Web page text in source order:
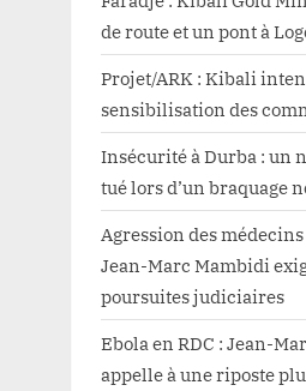
de route et un pont à
Projet/ARK : Kibali
sensibilisation des
Insécurité à Durba : un
tué lors d’un braquage
Agression des
Jean-Marc Mambidi
poursuites judiciaires
Ebola en RDC : Jean-
appelle à une riposte